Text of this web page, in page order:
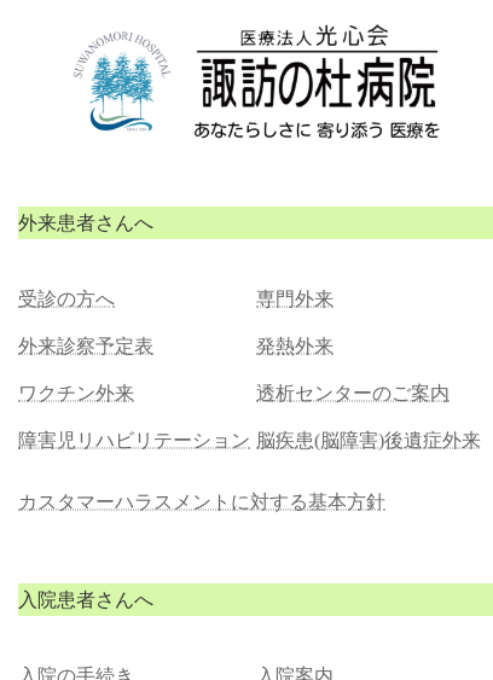
外来患者さんへ
受診の方へ
外来診察予定表
ワクチン外来
障害児リハビリテーション
専門外来
発熱外来
透析センターのご案内
脳疾患(脳障害)後遺症外来
カスタマーハラスメントに対する基本方針
入院患者さんへ
入院の手続き 入院案内